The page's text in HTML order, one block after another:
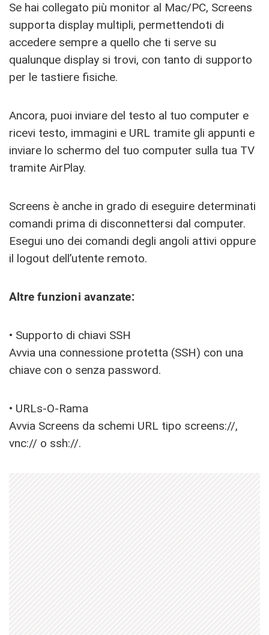
Se hai collegato più monitor al Mac/PC, Screens
supporta display multipli, permettendoti di
accedere sempre a quello che ti serve su
qualunque display si trovi, con tanto di supporto
per le tastiere fisiche.
Ancora, puoi inviare del testo al tuo computer e
ricevi testo, immagini e URL tramite gli appunti e
inviare lo schermo del tuo computer sulla tua TV
tramite AirPlay.
Screens è anche in grado di eseguire determinati
comandi prima di disconnettersi dal computer.
Esegui uno dei comandi degli angoli attivi oppure
il logout dell’utente remoto.
Altre funzioni avanzate:
• Supporto di chiavi SSH
Avvia una connessione protetta (SSH) con una
chiave con o senza password.
• URLs-O-Rama
Avvia Screens da schemi URL tipo screens://,
vnc:// o ssh://.